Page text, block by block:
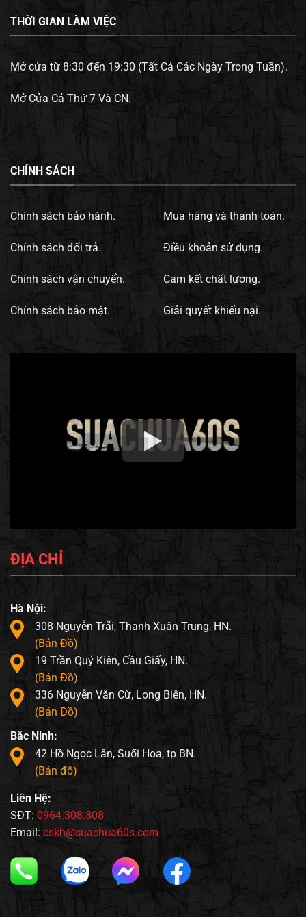
THỜI GIAN LÀM VIỆC
Mở cửa từ 8:30 đến 19:30 (Tất Cả Các Ngày Trong Tuần).
Mở Cửa Cả Thứ 7 Và CN.
CHÍNH SÁCH
Chính sách bảo hành.
Chính sách đổi trả.
Chính sách vận chuyển.
Chính sách bảo mật.
Mua hàng và thanh toán.
Điều khoản sử dụng.
Cam kết chất lượng.
Giải quyết khiếu nại.
ĐỊA CHỈ
Hà Nội:
308 Nguyễn Trãi, Thanh Xuân Trung, HN.
(Bản Đồ)
19 Trần Quý Kiên, Cầu Giấy, HN.
(Bản Đồ)
336 Nguyễn Văn Cừ, Long Biên, HN.
(Bản Đồ)
Bắc Ninh:
42 Hồ Ngọc Lân, Suối Hoa, tp BN.
(Bản đồ)
Liên Hệ:
SĐT: 0964.308.308
Email: cskh@suachua60s.com